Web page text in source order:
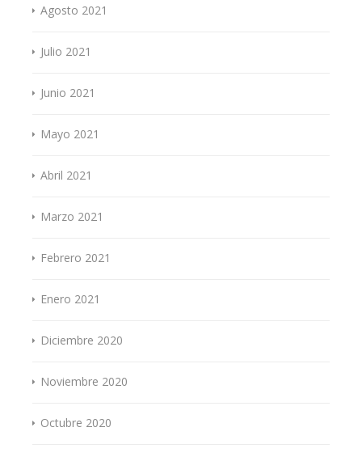
Agosto 2021
Julio 2021
Junio 2021
Mayo 2021
Abril 2021
Marzo 2021
Febrero 2021
Enero 2021
Diciembre 2020
Noviembre 2020
Octubre 2020